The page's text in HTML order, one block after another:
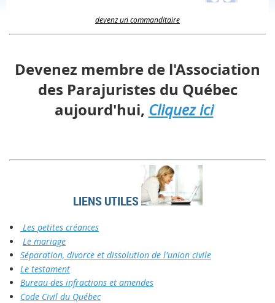
devenz un commanditaire
Devenez membre de l'Association
des Parajuristes du Québec
aujourd'hui, Cliquez ici
LIENS UTILES
Les petites créances
Le mariage
Séparation, divorce et dissolution de l'union civile
Le testament
Bureau des infractions et amendes
Code Civil du Québec